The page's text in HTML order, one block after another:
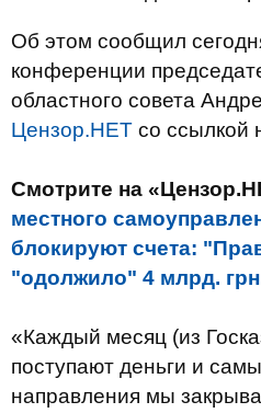
Об этом сообщил
конференции
областного совета
Цензор.НЕТ со ссылкой
Смотрите на
местного
блокируют счета:
"одолжило" 4 млрд.
«Каждый месяц (из
поступают деньги и
направления мы